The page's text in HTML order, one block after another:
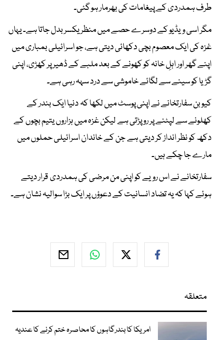
طرف ہمدردی کے پیغامات کی بھرمار ہو گئی۔
مگر اسی ویڈیو کے دوسرے حصے میں منظر یکسر بدل جاتا ہے۔ یہاں
غزہ کی ایک معصوم بچی دکھائی دیتی ہے، جو اسرائیلی بمباری میں
اپنے گھر اور اہلِ خانہ کو کھونے کے بعد ملبے کے ڈھیر پر کھڑی، اپنی
گڑیا کو سینے سے لگائے خاموشی سے درد سہہ رہی ہے۔
کیوبن سفارتخانے نے اپنی پوسٹ میں لکھا کہ دنیا ایک بندر کے
کھلونے سے لپٹنے پر رو پڑتی ہے لیکن غزہ میں ہزاروں یتیم بچوں کے
دکھ کو نظر انداز کر دیتی ہے جن کے خاندان اسرائیلی حملوں میں
مارے جا چکے ہیں۔
سفارتخانے نے اس رویے کو اپنی من مرضی کی ہمدردی قرار دیتے
ہوئے کہا کہ یہ تضاد انسانیت کے دعوؤں پر ایک بڑا سوالیہ نشان ہے۔
متعلقہ
امریکا کا بندرگاہوں کا محاصرہ ختم کرنے کا عندیہ